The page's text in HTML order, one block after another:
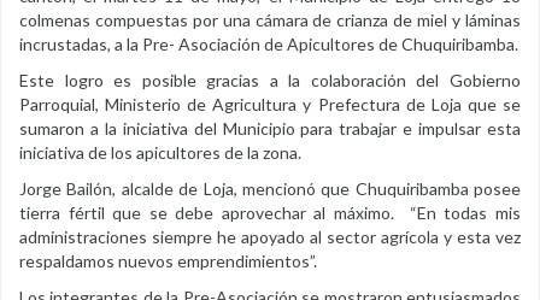
colmenas compuestas por una cámara de crianza de miel y láminas
incrustadas, a la Pre- Asociación de Apicultores de Chuquiribamba.
Este logro es posible gracias a la colaboración del Gobierno
Parroquial, Ministerio de Agricultura y Prefectura de Loja que se
sumaron a la iniciativa del Municipio para trabajar e impulsar esta
iniciativa de los apicultores de la zona.
Jorge Bailón, alcalde de Loja, mencionó que Chuquiribamba posee
tierra fértil que se debe aprovechar al máximo. “En todas mis
administraciones siempre he apoyado al sector agrícola y esta vez
respaldamos nuevos emprendimientos”.